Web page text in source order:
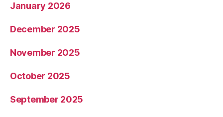
January 2026
December 2025
November 2025
October 2025
September 2025